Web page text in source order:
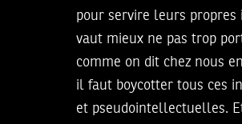
pour servire leurs
vaut mieux ne pas trop
comme on dit chez nous
il faut boycotter tous ces
et pseudointellectuelles.